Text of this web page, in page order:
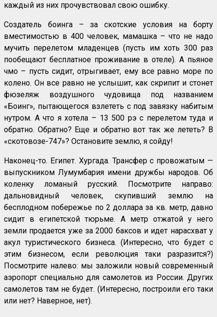
каждый из них прочувствовал свою ошибку.
Создатель боинга – за скотские условия на борту
вместимостью в 400 человек, мамашка – что не надо
мучить перелетом младенцев (пусть им хоть 300 раз
пообещают бесплатное проживание в отеле). А пьяное
чмо – пусть сидит, отрыгивает, ему все равно море по
колено. Он все равно не услышит, как скрипит и стонет
фюзеляж воздушного чудовища под названием
«Боинг», пытающегося взлететь с под завязку набитым
нутром. А что я хотела – 13 500 рэ с перелетом туда и
обратно. Обратно? Еще и обратно вот так же лететь? В
«скотовозе-747»? Остановите землю, я сойду!
Наконец-то. Египет. Хургада. Трансфер с провожатым —
выпускником Лумумбария имени дружбы народов. Об
коленку ломаный русский. Посмотрите направо:
дальновидный человек, скупивший землю на
бесплодном побережье по 2 доллара за кв. метр, давно
сидит в египетской тюрьме. А метр отжатой у него
земли продается уже за 2000 баксов и идет нарасхват у
акул туристического бизнеса. (Интересно, что будет с
этим бизнесом, если революция таки разразится?)
Посмотрите налево: мы заложили новый современный
аэропорт специально для самолетов из России. Других
самолетов там не будет. (Интересно, построили его таки
или нет? Наверное, нет).